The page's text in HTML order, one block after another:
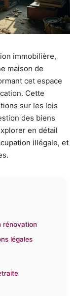
immobilière,
maison de
cet espace
Cette
sur les lois
des biens
en détail
illégale, et
rénovation
légales